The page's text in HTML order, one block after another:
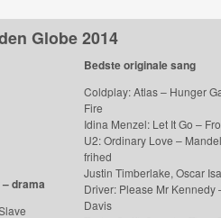
Globe 2014
drama
Bedste originale sang
Coldplay: Atlas – Hunger
Fire
Idina Menzel: Let It Go –
U2: Ordinary Love –
frihed
Justin Timberlake, Oscar
Driver: Please Mr Kennedy
Davis